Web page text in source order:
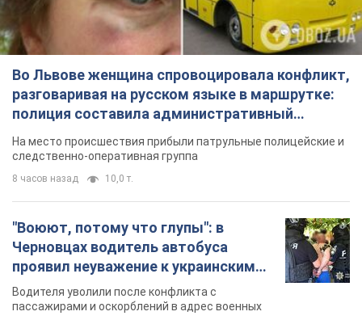
Во Львове женщина спровоцировала конфликт,
разговаривая на русском языке в маршрутке:
полиция составила административный
протокол. Видео
На место происшествия прибыли патрульные полицейские и
следственно-оперативная группа
8 часов назад 10,0 т.
"Воюют, потому что глупы": в
Черновцах водитель автобуса
проявил неуважение к украинским
военным и поплатился за это.
Видео
Водителя уволили после конфликта с
пассажирами и оскорблений в адрес военных